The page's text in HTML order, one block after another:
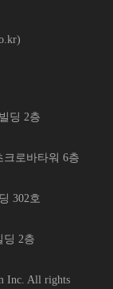
딩 2층
로바타워 6층
302호
딩 2층
Inc. All rights